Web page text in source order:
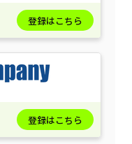
登録はこちら
登録はこちら